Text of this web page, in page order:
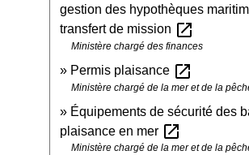
gestion des hypothèques
transfert de mission open_in_new
Ministère chargé des finances
Permis plaisance open_in_new
Ministère chargé de la mer et de la
Équipements de sécurité des
plaisance en mer open_in_new
Ministère chargé de la mer et de la